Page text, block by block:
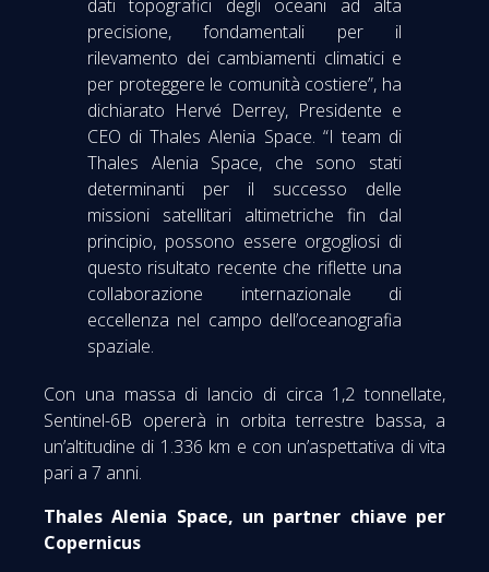
dati topografici degli oceani ad alta
precisione, fondamentali per il
rilevamento dei cambiamenti climatici e
per proteggere le comunità costiere”, ha
dichiarato Hervé Derrey, Presidente e
CEO di Thales Alenia Space. “I team di
Thales Alenia Space, che sono stati
determinanti per il successo delle
missioni satellitari altimetriche fin dal
principio, possono essere orgogliosi di
questo risultato recente che riflette una
collaborazione internazionale di
eccellenza nel campo dell’oceanografia
spaziale.
Con una massa di lancio di circa 1,2 tonnellate,
Sentinel-6B opererà in orbita terrestre bassa, a
un’altitudine di 1.336 km e con un’aspettativa di vita
pari a 7 anni.
Thales Alenia Space, un partner chiave per
Copernicus